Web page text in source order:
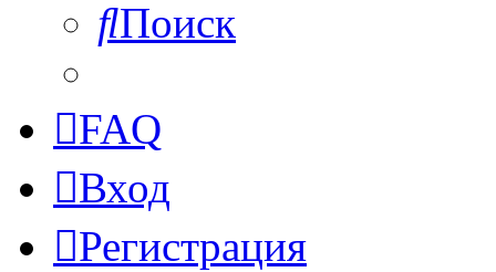
Поиск
FAQ
Вход
Регистрация